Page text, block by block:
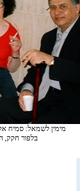
מימין לשמאל: סמיח
בלפור חקק, הרצל